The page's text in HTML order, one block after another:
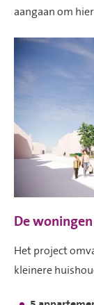
aangaan om
De woningen
Het project
kleinere